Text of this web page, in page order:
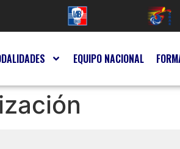
EQUIPO NACIONAL